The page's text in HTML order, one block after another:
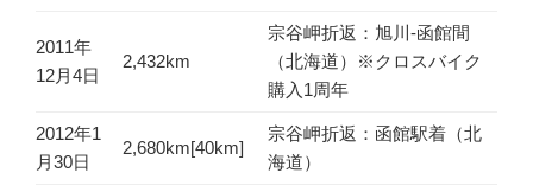
2011年
12月4日
2,432km
宗谷岬折返：旭川-函館間
（北海道）※クロスバイク
購入1周年
2012年1
月30日
2,680km[40km]
宗谷岬折返：函館駅着（北
海道）